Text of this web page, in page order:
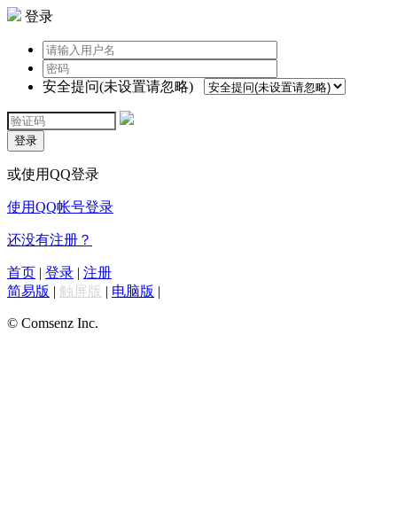
登录
安全提问(未设置请忽略)
登录
或使用QQ登录
使用QQ帐号登录
还没有注册？
首页 | 登录 | 注册
简易版 | 触屏版 | 电脑版 |
© Comsenz Inc.